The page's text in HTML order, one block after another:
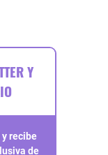
Y
y recibe
de